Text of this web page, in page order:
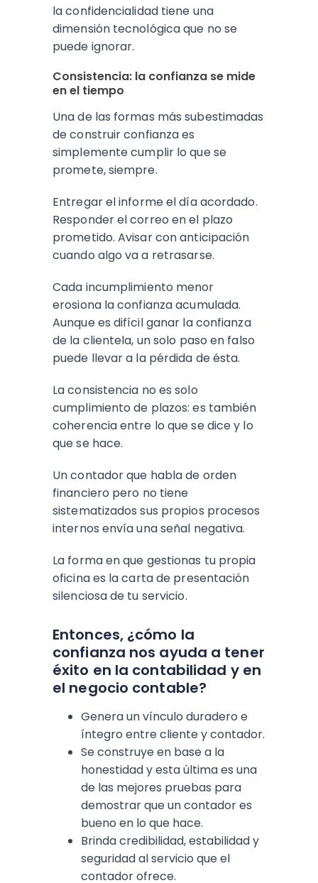
la confidencialidad tiene una
dimensión tecnológica que no se
puede ignorar.
Consistencia: la confianza se mide
en el tiempo
Una de las formas más subestimadas
de construir confianza es
simplemente cumplir lo que se
promete, siempre.
Entregar el informe el día acordado.
Responder el correo en el plazo
prometido. Avisar con anticipación
cuando algo va a retrasarse.
Cada incumplimiento menor
erosiona la confianza acumulada.
Aunque es difícil ganar la confianza
de la clientela, un solo paso en falso
puede llevar a la pérdida de ésta.
La consistencia no es solo
cumplimiento de plazos: es también
coherencia entre lo que se dice y lo
que se hace.
Un contador que habla de orden
financiero pero no tiene
sistematizados sus propios procesos
internos envía una señal negativa.
La forma en que gestionas tu propia
oficina es la carta de presentación
silenciosa de tu servicio.
Entonces, ¿cómo la
confianza nos ayuda a tener
éxito en la contabilidad y en
el negocio contable?
Genera un vínculo duradero e
íntegro entre cliente y contador.
Se construye en base a la
honestidad y esta última es una
de las mejores pruebas para
demostrar que un contador es
bueno en lo que hace.
Brinda credibilidad, estabilidad y
seguridad al servicio que el
contador ofrece.